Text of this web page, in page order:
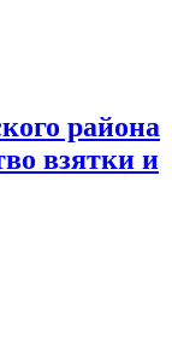
района
взятки и